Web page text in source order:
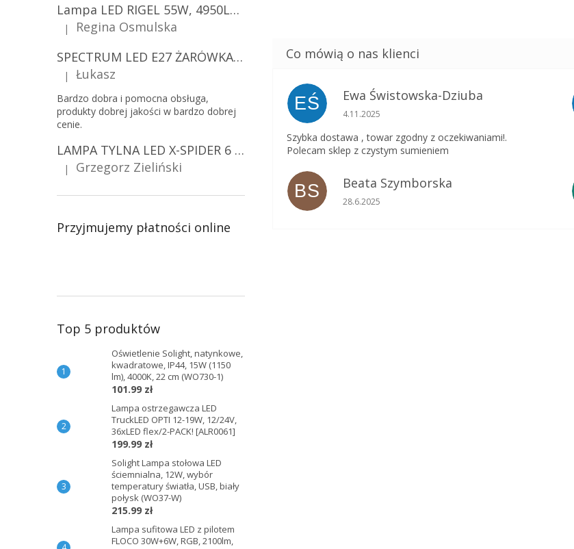
Lampa LED RIGEL 55W, 4950LM, E27, 6500K [WL-10]
Ocena produktu to 5 na 5 gwiazdek.
|
Regina Osmulska
SPECTRUM LED E27 ŻARÓWKA LED 9W, A60/10-PACK!
Ocena produktu to 5 na 5 gwiazdek.
| Łukasz
Bardzo dobra i pomocna obsługa,
produkty dobrej jakości w bardzo dobrej
cenie.
LAMPA TYLNA LED X-SPIDER 6 FUNKCJI, R10, R148, R150, IP67, MOCOWANIE NA ŚRUBY [L2425]
Ocena produktu to 5 na 5 gwiazdek.
| Grzegorz Zieliński
Przyjmujemy płatności online
Top 5 produktów
Oświetlenie Solight, natynkowe,
kwadratowe, IP44, 15W (1150
lm), 4000K, 22 cm (WO730-1)
101.99 zł
Lampa ostrzegawcza LED
TruckLED OPTI 12-19W, 12/24V,
36xLED flex/2-PACK! [ALR0061]
199.99 zł
Solight Lampa stołowa LED
ściemnialna, 12W, wybór
temperatury światła, USB, biały
połysk (WO37-W)
215.99 zł
Lampa sufitowa LED z pilotem
FLOCO 30W+6W, RGB, 2100lm,
EŚ Ewa Świstowska-Dziuba
Ocena sklepu to 5 na 5 gwiazdek.
4.11.2025
Szybka dostawa , towar zgodny z oczekiwaniami!.
Polecam sklep z czystym sumieniem
BS Beata Szymborska
Ocena sklepu to 5 na 5 gwiazdek.
28.6.2025